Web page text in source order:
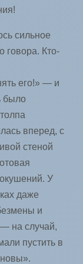
сильное
говора. Кто-
его!» — и
было
вперед, с
стеной
У
даже
и
на случай,
пустить в